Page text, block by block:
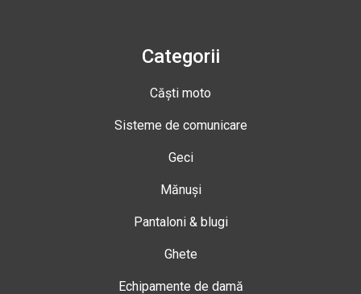
Categorii
Căști moto
Sisteme de comunicare
Geci
Mănuși
Pantaloni & blugi
Ghete
Echipamente de damă